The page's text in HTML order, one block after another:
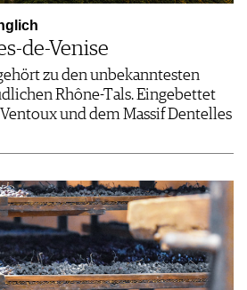
de-Venise
zu den unbekanntesten
Rhône-Tals. Eingebettet
und dem Massif Dentelles